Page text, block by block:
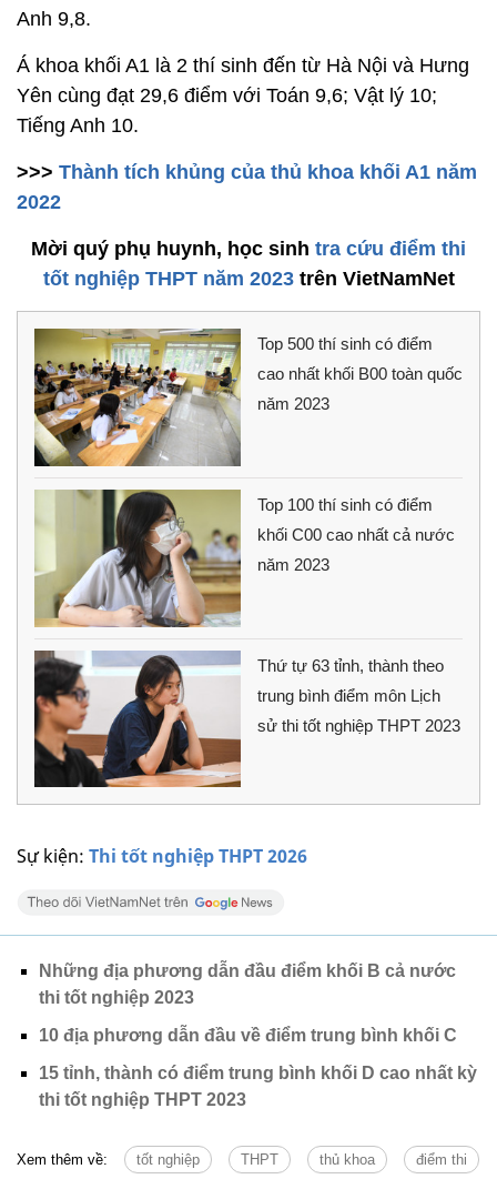
Sự kiện: Thi tốt nghiệp THPT 2026
Anh 9,8.
Á khoa khối A1 là 2 thí sinh đến từ Hà Nội và Hưng
Yên cùng đạt 29,6 điểm với Toán 9,6; Vật lý 10;
Tiếng Anh 10.
>>> Thành tích khủng của thủ khoa khối A1 năm
2022
Mời quý phụ huynh, học sinh tra cứu điểm thi
tốt nghiệp THPT năm 2023trên VietNamNet
Top 500 thí sinh có điểm
cao nhất khối B00 toàn quốc
năm 2023
Top 100 thí sinh có điểm
khối C00 cao nhất cả nước
năm 2023
Thứ tự 63 tỉnh, thành theo
trung bình điểm môn Lịch
sử thi tốt nghiệp THPT 2023
Những địa phương dẫn đầu điểm khối B cả nước
thi tốt nghiệp 2023
10 địa phương dẫn đầu về điểm trung bình khối C
15 tỉnh, thành có điểm trung bình khối D cao nhất kỳ
thi tốt nghiệp THPT 2023
Xem thêm về: tốt nghiệp THPT thủ khoa điểm thi